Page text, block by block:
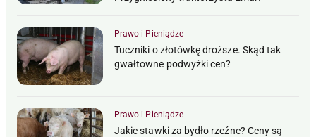
Prawo i Pieniądze
Tuczniki o złotówkę droższe. Skąd tak
gwałtowne podwyżki cen?
Prawo i Pieniądze
Jakie stawki za bydło rzeźne? Ceny są